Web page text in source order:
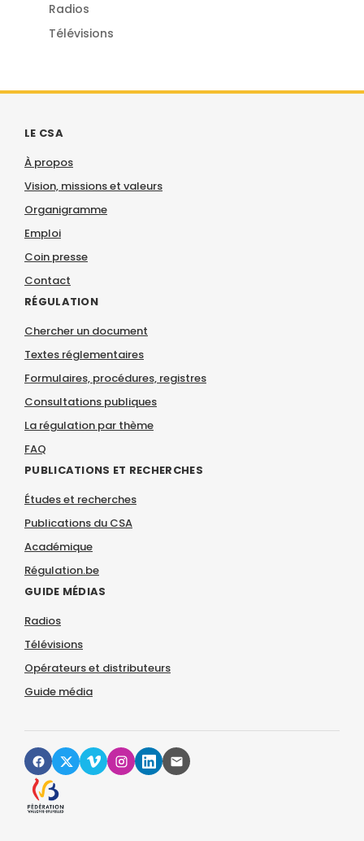
Radios
Télévisions
LE CSA
À propos
Vision, missions et valeurs
Organigramme
Emploi
Coin presse
Contact
RÉGULATION
Chercher un document
Textes réglementaires
Formulaires, procédures, registres
Consultations publiques
La régulation par thème
FAQ
PUBLICATIONS ET RECHERCHES
Études et recherches
Publications du CSA
Académique
Régulation.be
GUIDE MÉDIAS
Radios
Télévisions
Opérateurs et distributeurs
Guide média